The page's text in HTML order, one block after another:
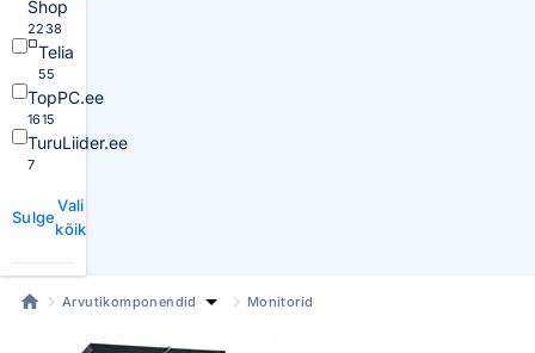
Shop
2238
Telia
55
TopPC.ee
1615
TuruLiider.ee
7
Sulge
Vali
kõik
Arvutikomponendid Monitorid